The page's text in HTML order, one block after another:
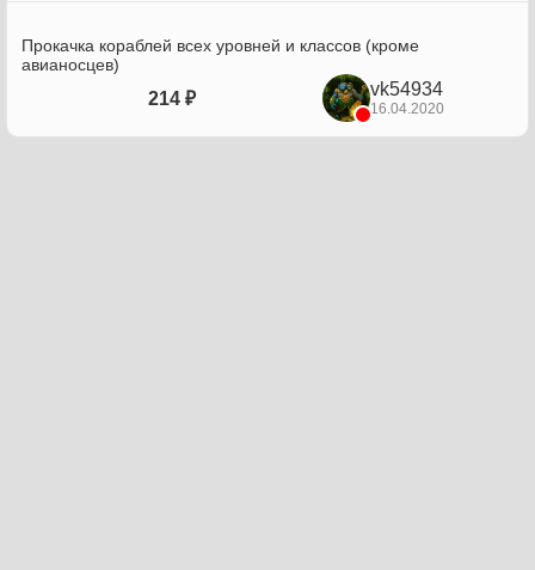
Прокачка кораблей всех уровней и классов (кроме
авианосцев)
214 ₽ vk54934
16.04.2020